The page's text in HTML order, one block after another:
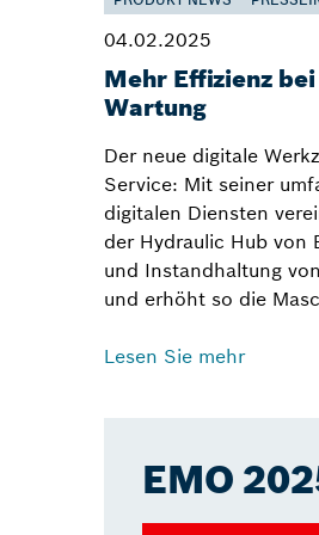
04.02.2025
Mehr Effizienz
Wartung
Der neue digitale
Service: Mit seiner
digitalen Diensten
der Hydraulic Hub von
und Instandhaltung
und erhöht so die
Lesen Sie mehr
EMO